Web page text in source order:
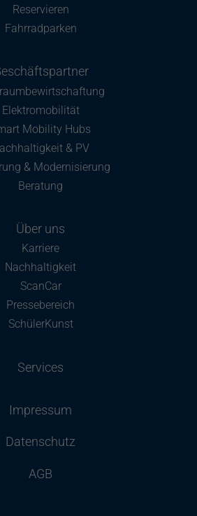
Reservieren
Fahrradparken
Elektromobilität
Mobility Hubs
& PV
& Modernisierung
Beratung
Über uns
Karriere
Nachhaltigkeit
ScanCar
Pressebereich
SchülerKunst
Services
Impressum
Datenschutz
AGB